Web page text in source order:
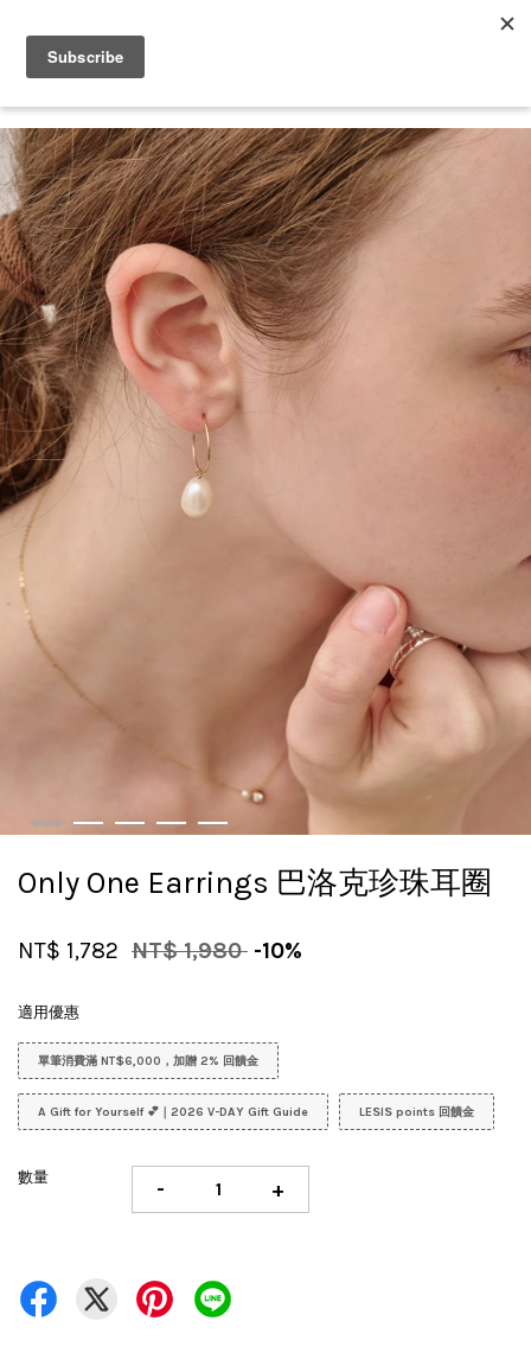
Only One Earrings 巴洛克珍珠耳圈
NT$ 1,782 NT$ 1,980 -10%
適用優惠
單筆消費滿 NT$6,000，加贈 2% 回饋金
A Gift for Yourself 💕｜2026 V-DAY Gift Guide LESIS points 回饋金
數量 - +
您的購物車目前還是空的。
繼續購物